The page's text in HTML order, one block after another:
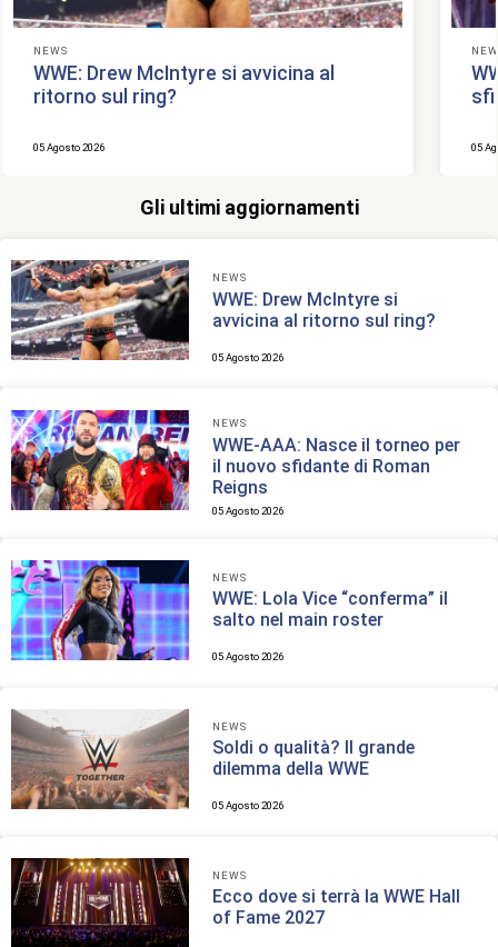
NEWS
WWE: Drew McIntyre si avvicina al
ritorno sul ring?
05 Agosto 2026 05
Gli ultimi aggiornamenti
NEWS
WWE: Drew McIntyre si
avvicina al ritorno sul ring?
05 Agosto 2026
NEWS
WWE-AAA: Nasce il torneo per
il nuovo sfidante di Roman
Reigns
05 Agosto 2026
NEWS
WWE: Lola Vice “conferma” il
salto nel main roster
05 Agosto 2026
NEWS
Soldi o qualità? Il grande
dilemma della WWE
05 Agosto 2026
NEWS
Ecco dove si terrà la WWE Hall
of Fame 2027